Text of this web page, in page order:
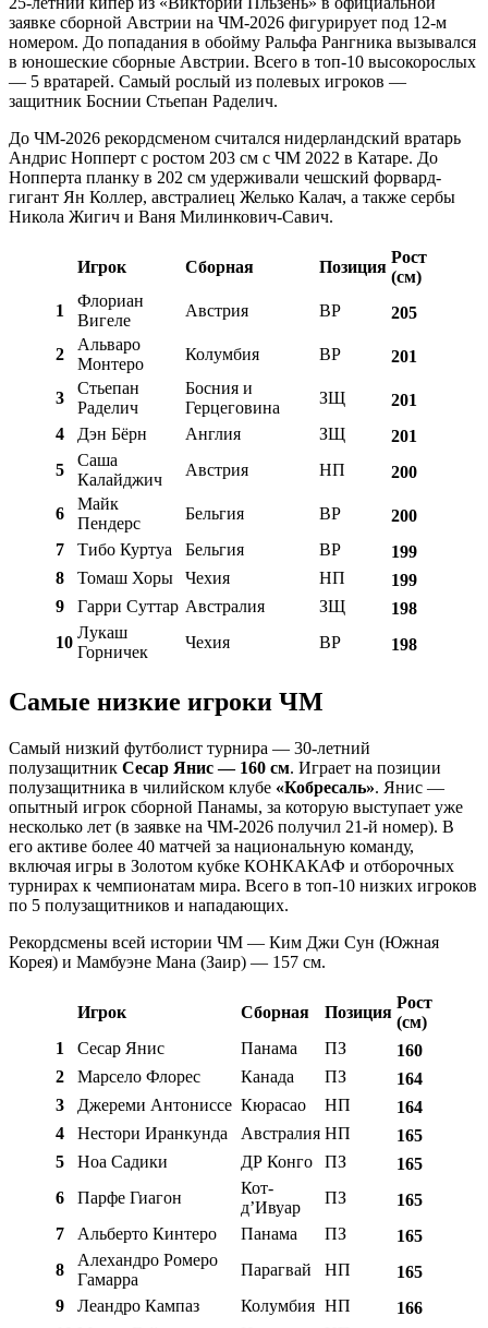
заявке сборной Австрии на ЧМ-2026 фигурирует под 12-м
номером. До попадания в обойму Ральфа Рангника вызывался
в юношеские сборные Австрии. Всего в топ-10 высокорослых
— 5 вратарей. Самый рослый из полевых игроков —
защитник Боснии Стьепан Раделич.
До ЧМ-2026 рекордсменом считался нидерландский вратарь
Андрис Нопперт с ростом 203 см с ЧМ 2022 в Катаре. До
Нопперта планку в 202 см удерживали чешский форвард-
гигант Ян Коллер, австралиец Желько Калач, а также сербы
Никола Жигич и Ваня Милинкович-Савич.
Игрок Сборная Позиция
Рост
(см)
1
Флориан
Вигеле
Австрия ВР 205
2
Альваро
Монтеро
Колумбия ВР 201
3
Стьепан
Раделич
Босния и
Герцеговина
ЗЩ
201
4
Дэн Бёрн Англия ЗЩ
201
5
Саша
Калайджич
Австрия НП 200
6
Майк
Пендерс
Бельгия ВР
200
7
Тибо Куртуа Бельгия ВР
199
8
Томаш Хоры Чехия НП
199
9
Гарри Суттар Австралия ЗЩ
198
10
Лукаш
Горничек
Чехия ВР 198
Самые низкие игроки ЧМ
Самый низкий футболист турнира — 30-летний
полузащитник Сесар Янис — 160 см. Играет на позиции
полузащитника в чилийском клубе «Кобресаль». Янис —
опытный игрок сборной Панамы, за которую выступает уже
несколько лет (в заявке на ЧМ-2026 получил 21-й номер). В
его активе более 40 матчей за национальную команду,
включая игры в Золотом кубке КОНКАКАФ и отборочных
турнирах к чемпионатам мира. Всего в топ-10 низких игроков
по 5 полузащитников и нападающих.
Рекордсмены всей истории ЧМ — Ким Джи Сун (Южная
Корея) и Мамбуэне Мана (Заир) — 157 см.
Игрок Сборная Позиция
Рост
(см)
1
Сесар Янис Панама ПЗ
160
2
Марсело Флорес Канада ПЗ
164
3
Джереми Антониссе Кюрасао НП
164
4
Нестори Иранкунда Австралия НП
165
5
Ноа Садики ДР Конго ПЗ
165
6
Парфе Гиагон
Кот-
д’Ивуар
ПЗ
165
7
Альберто Кинтеро Панама ПЗ
165
8
Алехандро Ромеро
Гамарра
Парагвай НП
165
9
Леандро Кампаз Колумбия НП
166